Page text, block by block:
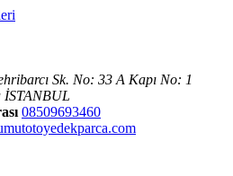
Sk. No: 33 A Kapı No: 1
İSTANBUL
08509693460